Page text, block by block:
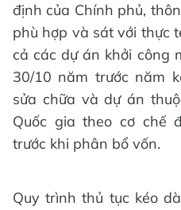
định của Chính phủ,
phù hợp và sát với thực
cả các dự án khởi công
30/10 năm trước năm
sửa chữa và dự án
Quốc gia theo cơ chế
trước khi phân bổ vốn.
Quy trình thủ tục kéo